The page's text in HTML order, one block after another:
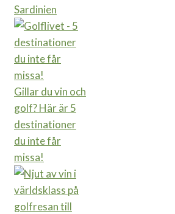
Sardinien
Gillar du vin och
golf? Här är 5
destinationer
du inte får
missa!